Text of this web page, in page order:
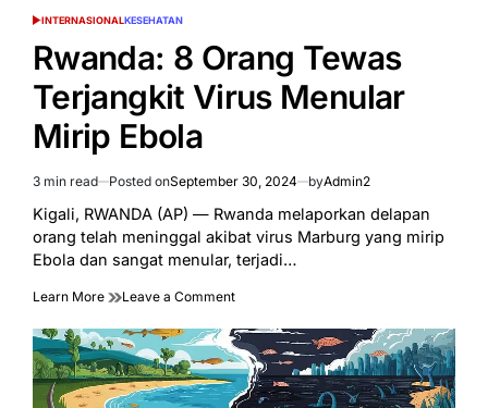
POSTED
INTERNASIONALKESEHATAN
Rwanda: 8 Orang Tewas
Terjangkit Virus Menular
Mirip Ebola
Estimated
read
time
3 min read Posted onSeptember 30, 2024 byAdmin2
Kigali, RWANDA (AP) — Rwanda melaporkan delapan
orang telah meninggal akibat virus Marburg yang mirip
Ebola dan sangat menular, terjadi…
Learn More Leave a Commenton
8
Orang
Tewas
Terjangkit